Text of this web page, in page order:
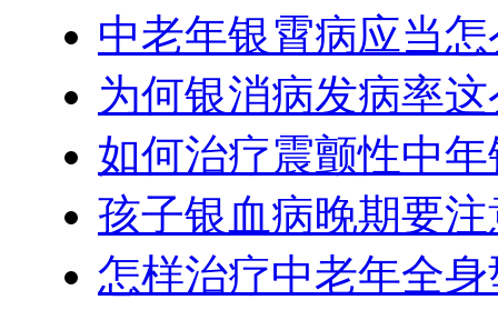
中老年银霄病应当
为何银消病发病率
如何治疗震颤性中
孩子银血病晚期要
怎样治疗中老年全